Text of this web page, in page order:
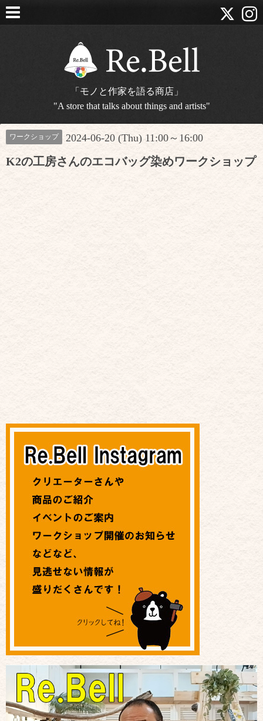
「モノと作家を語る商店」
"A store that talks about things and artists"
ワークショップ 2024-06-20 (Thu) 11:00～16:00
K2の工房さんのエコバッグ染めワークショップ